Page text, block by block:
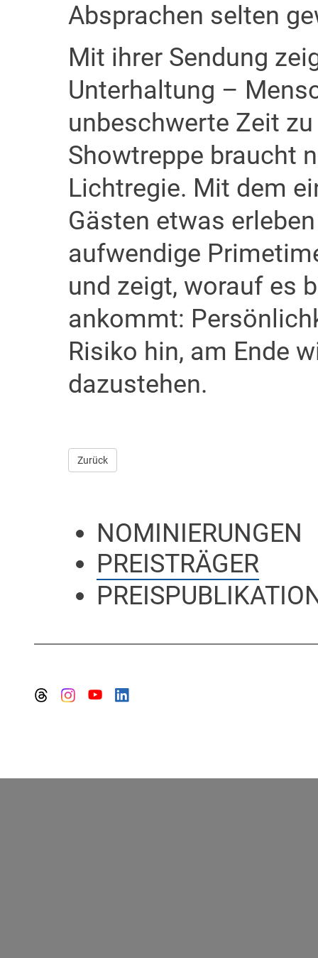
Absprachen selten
Mit ihrer Sendung
Unterhaltung –
unbeschwerte Zeit
Showtreppe braucht
Lichtregie. Mit dem
Gästen etwas
aufwendige
und zeigt, worauf es
ankommt:
Risiko hin, am Ende
dazustehen.
Zurück
NOMINIERUNGEN
PREISTRÄGER